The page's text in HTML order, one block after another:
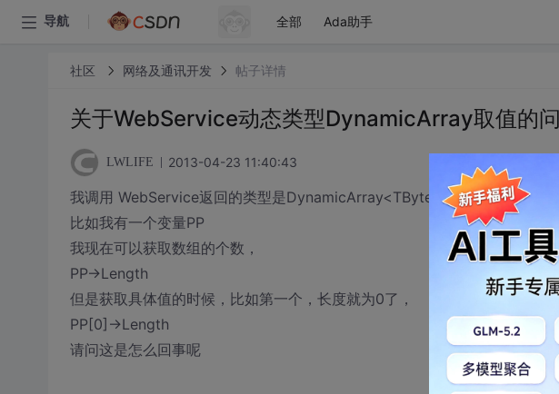
导航 全部 Ada助手
社区 网络及通讯开发 帖子详情
关于WebService动态类型DynamicArray取值的
LWLIFE 2013-04-23 11:40:43
我调用 WebService返回的类型是DynamicArray<TByteDynArray>这样的，
比如我有一个变量PP
我现在可以获取数组的个数，
PP->Length
但是获取具体值的时候，比如第一个，长度就为0了，
PP[0]->Length
请问这是怎么回事呢